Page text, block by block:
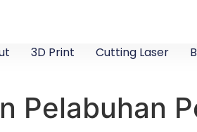
3D Print Cutting Laser
Pelabuhan